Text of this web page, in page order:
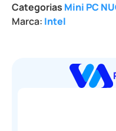
Categorias Mini PC
Marca: Intel